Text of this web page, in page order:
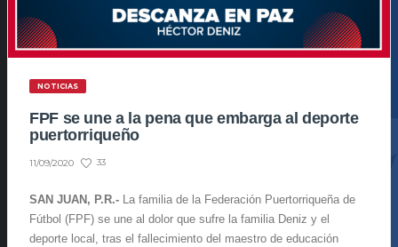
NOTICIAS
FPF se une a la pena que embarga al deporte
puertorriqueño
11/09/2020 33
SAN JUAN, P.R.- La familia de la Federación Puertorriqueña de
Fútbol (FPF) se une al dolor que sufre la familia Deniz y el
deporte local, tras el fallecimiento del maestro de educación